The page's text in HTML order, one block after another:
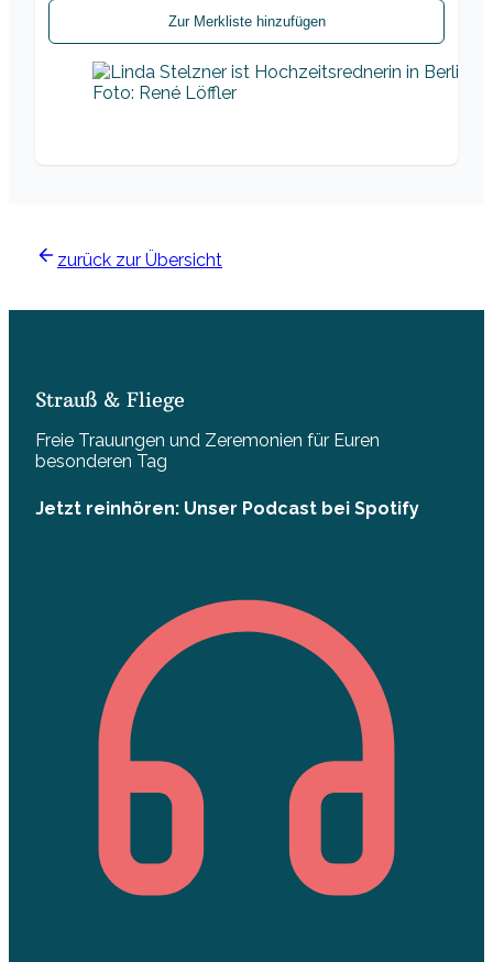
Zur Merkliste hinzufügen
Foto: René Löffler
zurück zur Übersicht
Strauß & Fliege
Freie Trauungen und Zeremonien für Euren
besonderen Tag
Jetzt reinhören: Unser Podcast bei Spotify